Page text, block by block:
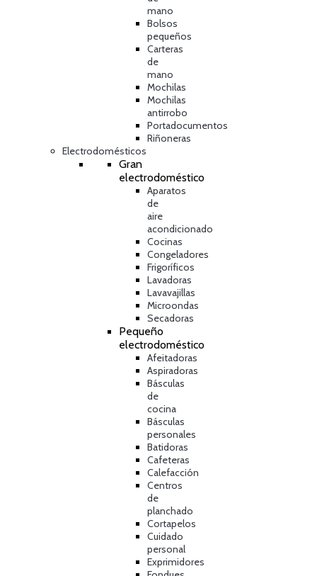
mano
Bolsos
pequeños
Carteras
de
mano
Mochilas
Mochilas
antirrobo
Portadocumentos
Riñoneras
Electrodomésticos
Gran
electrodoméstico
Aparatos
de
aire
acondicionado
Cocinas
Congeladores
Frigoríficos
Lavadoras
Lavavajillas
Microondas
Secadoras
Pequeño
electrodoméstico
Afeitadoras
Aspiradoras
Básculas
de
cocina
Básculas
personales
Batidoras
Cafeteras
Calefacción
Centros
de
planchado
Cortapelos
Cuidado
personal
Exprimidores